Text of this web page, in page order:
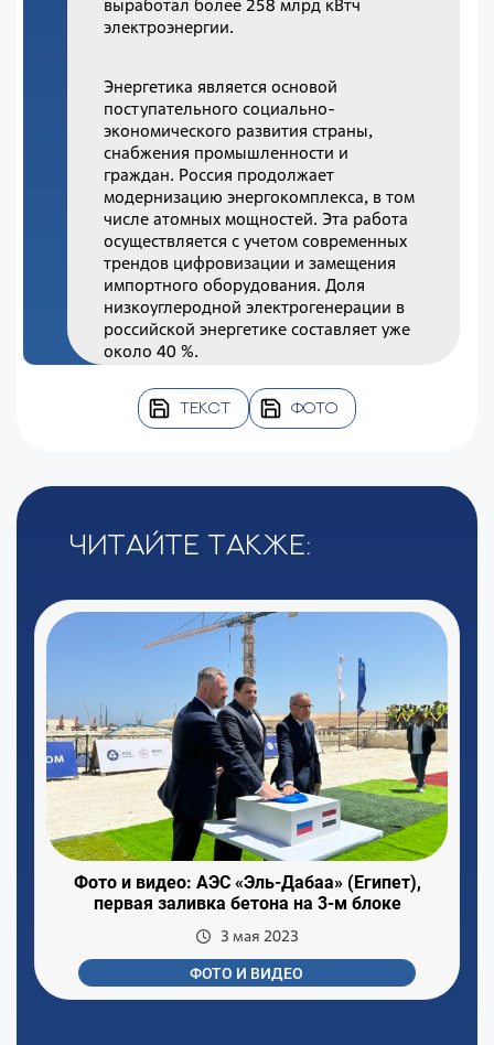
выработал более 258 млрд кВтч
электроэнергии.
Энергетика является основой
поступательного социально-
экономического развития страны,
снабжения промышленности и
граждан. Россия продолжает
модернизацию энергокомплекса, в том
числе атомных мощностей. Эта работа
осуществляется с учетом современных
трендов цифровизации и замещения
импортного оборудования. Доля
низкоуглеродной электрогенерации в
российской энергетике составляет уже
около 40 %.
ТЕКСТ ФОТО
Читайте также:
Фото и видео: АЭС «Эль-Дабаа» (Египет),
первая заливка бетона на 3-м блоке
3 мая 2023
ФОТО И ВИДЕО